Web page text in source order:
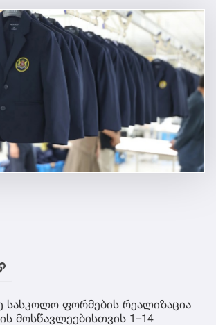
სასკოლო ფორმების რეალიზაცია
მოსწავლეებისთვის 1–14